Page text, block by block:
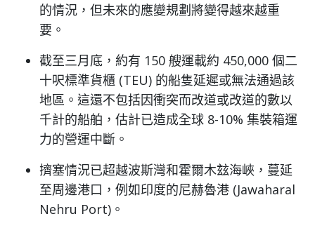
的情況，但未來的應變規劃將變得越來越重
要。
截至三月底，約有 150 艘運載約 450,000 個二
十呎標準貨櫃 (TEU) 的船隻延遲或無法通過該
地區。這還不包括因衝突而改道或改道的數以
千計的船舶，估計已造成全球 8-10% 集裝箱運
力的營運中斷。
擠塞情況已超越波斯灣和霍爾木玆海峽，蔓延
至周邊港口，例如印度的尼赫魯港 (Jawaharal
Nehru Port)。